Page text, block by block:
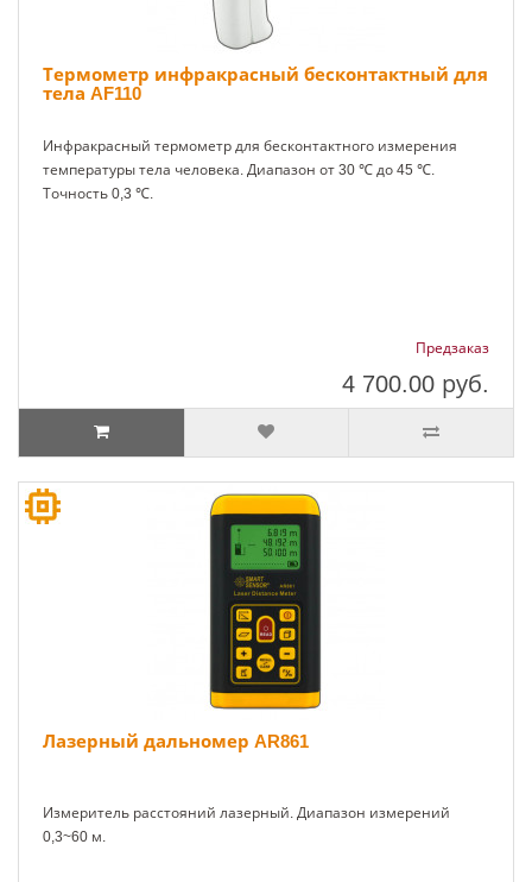
Термометр инфракрасный бесконтактный для
тела AF110
Инфракрасный термометр для бесконтактного измерения
температуры тела человека. Диапазон от 30 ℃ до 45 ℃.
Точность 0,3 ℃.
Предзаказ
4 700.00 руб.
Лазерный дальномер AR861
Измеритель расстояний лазерный. Диапазон измерений
0,3~60 м.